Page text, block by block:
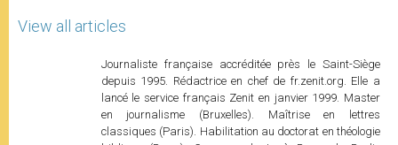
View all articles
Journaliste française accréditée près le Saint-Siège
depuis 1995. Rédactrice en chef de fr.zenit.org. Elle a
lancé le service français Zenit en janvier 1999. Master
en journalisme (Bruxelles). Maîtrise en lettres
classiques (Paris). Habilitation au doctorat en théologie